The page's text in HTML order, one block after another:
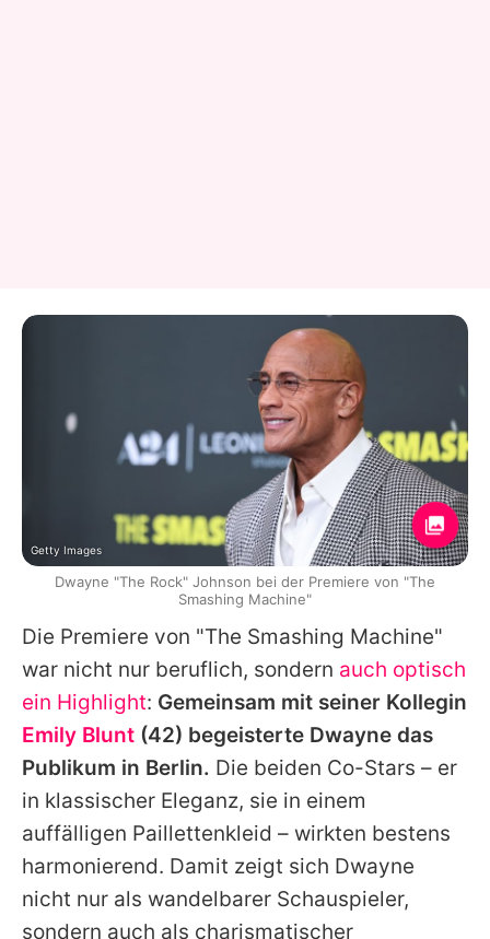
Die Premiere von "The Smashing Machine"
war nicht nur beruflich, sondern auch optisch
ein Highlight: Gemeinsam mit seiner Kollegin
Emily Blunt (42) begeisterte Dwayne das
Publikum in Berlin. Die beiden Co-Stars – er
in klassischer Eleganz, sie in einem
auffälligen Paillettenkleid – wirkten bestens
harmonierend. Damit zeigt sich Dwayne
nicht nur als wandelbarer Schauspieler,
sondern auch als charismatischer
Getty Images
Dwayne "The Rock" Johnson bei der Premiere von "The
Smashing Machine"